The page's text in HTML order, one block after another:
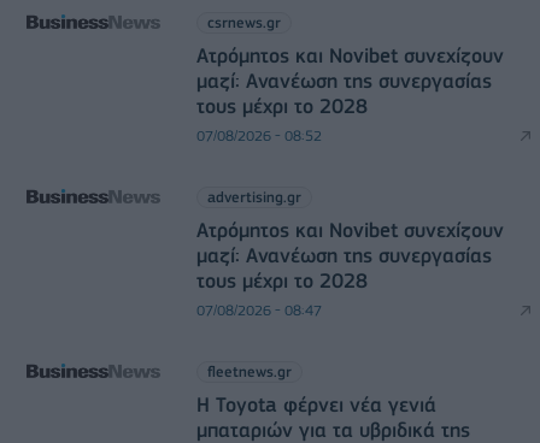
csrnews.gr
Ατρόμητος και Novibet συνεχίζουν
μαζί: Ανανέωση της συνεργασίας
τους μέχρι το 2028
07/08/2026 - 08:52
advertising.gr
Ατρόμητος και Novibet συνεχίζουν
μαζί: Ανανέωση της συνεργασίας
τους μέχρι το 2028
07/08/2026 - 08:47
fleetnews.gr
Η Toyota φέρνει νέα γενιά
μπαταριών για τα υβριδικά της